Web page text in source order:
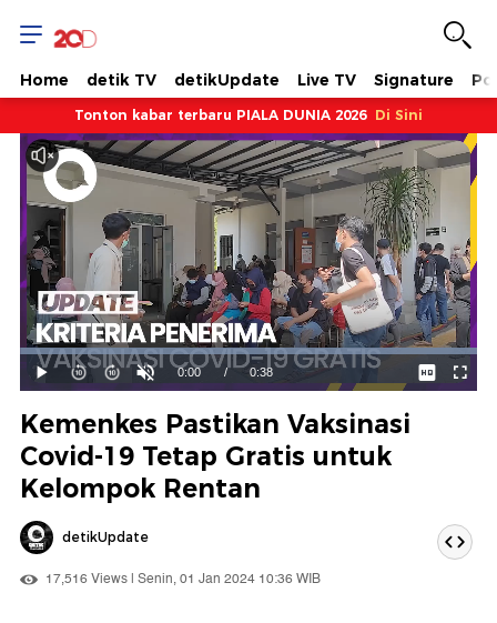
Home detik TV detikUpdate Live TV Signature
Tonton kabar terbaru PIALA DUNIA 2026 Di Sini
Mainkan
Suara
Hidup
Waktu
ini
0:00 / Durasi
0:38
Dimuat:
100.00%
Kemenkes Pastikan Vaksinasi
Covid-19 Tetap Gratis untuk
Kelompok Rentan
detikUpdate
17,516 Views | Senin, 01 Jan 2024 10:36 WIB